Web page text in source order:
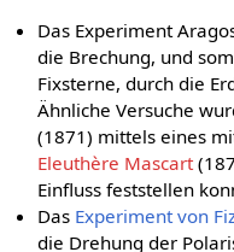
Das Experiment
die Brechung, und
Fixsterne, durch die
Ähnliche Versuche
(1871) mittels eines
Eleuthère Mascart
Einfluss feststellen
Das Experiment von
die Drehung der